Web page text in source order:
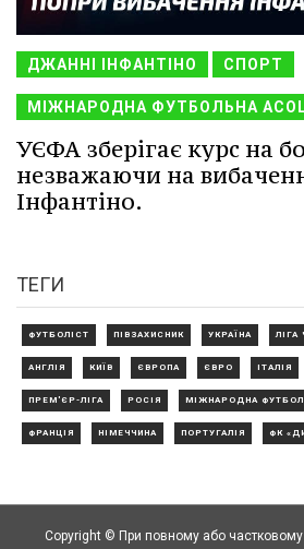
ДЖАННІ ІНФАНТІНО СПОРТ
МІЖНАРОДНА ФУТБОЛЬНА
УЄФА зберігає курс на
незважаючи на
Інфантіно.
ТЕГИ
ФУТБОЛІСТ ПІВЗАХИСНИК УКРАЇНА ЛІГА
АНГЛІЯ КИЇВ ЄВРОПА ЄВРО ІТАЛІЯ
ПРЕМ'ЄР-ЛІГА РОСІЯ МІЖНАРОДНА
ФРАНЦІЯ НІМЕЧЧИНА ПОРТУГАЛІЯ ФК
Copyright © При повному або частковому